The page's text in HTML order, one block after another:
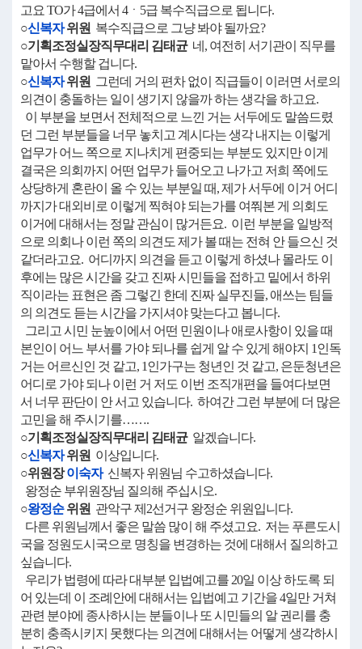
고요 TO가 4급에서 4ㆍ5급 복수직급으로 됩니다.
○신복자위원 복수직급으로 그냥 봐야 될까요?
○기획조정실장직무대리 김태균네, 여전히 서기관이 직무를
맡아서 수행할 겁니다.
○신복자위원 그런데 거의 편차 없이 직급들이 이러면 서로의
의견이 충돌하는 일이 생기지 않을까 하는 생각을 하고요.
이 부분을 보면서 전체적으로 느낀 거는 서두에도 말씀드렸
던 그런 부분들을 너무 놓치고 계시다는 생각 내지는 이렇게
업무가 어느 쪽으로 지나치게 편중되는 부분도 있지만 이게
결국은 의회까지 어떤 업무가 들어오고 나가고 저희 쪽에도
상당하게 혼란이 올 수 있는 부분일 때, 제가 서두에 이거 어디
까지가 대외비로 이렇게 찍혀야 되는가를 여쭤본 게 의회도
이거에 대해서는 정말 관심이 많거든요. 이런 부분을 일방적
으로 의회나 이런 쪽의 의견도 제가 볼 때는 전혀 안 들으신 것
같더라고요. 어디까지 의견을 듣고 이렇게 하셨나 몰라도 이
후에는 많은 시간을 갖고 진짜 시민들을 접하고 밑에서 하위
직이라는 표현은 좀 그렇긴 한데 진짜 실무진들, 애쓰는 팀들
의 의견도 듣는 시간을 가지셔야 맞는다고 봅니다.
그리고 시민 눈높이에서 어떤 민원이나 애로사항이 있을 때
본인이 어느 부서를 가야 되나를 쉽게 알 수 있게 해야지 1인독
거는 어르신인 것 같고, 1인가구는 청년인 것 같고, 은둔청년은
어디로 가야 되나 이런 거 저도 이번 조직개편을 들여다보면
서 너무 판단이 안 서고 있습니다. 하여간 그런 부분에 더 많은
고민을 해 주시기를…….
○기획조정실장직무대리 김태균알겠습니다.
○신복자위원 이상입니다.
○위원장이숙자신복자 위원님 수고하셨습니다.
왕정순 부위원장님 질의해 주십시오.
○왕정순위원 관악구 제2선거구 왕정순 위원입니다.
다른 위원님께서 좋은 말씀 많이 해 주셨고요. 저는 푸른도시
국을 정원도시국으로 명칭을 변경하는 것에 대해서 질의하고
싶습니다.
우리가 법령에 따라 대부분 입법예고를 20일 이상 하도록 되
어 있는데 이 조례안에 대해서는 입법예고 기간을 4일만 거쳐
관련 분야에 종사하시는 분들이나 또 시민들의 알 권리를 충
분히 충족시키지 못했다는 의견에 대해서는 어떻게 생각하시